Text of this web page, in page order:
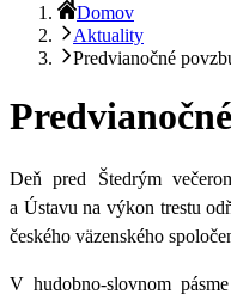
Domov
Aktuality
Predvianočné
Deň pred Štedrým
a Ústavu na výkon trestu
českého väzenského
V hudobno-slovnom